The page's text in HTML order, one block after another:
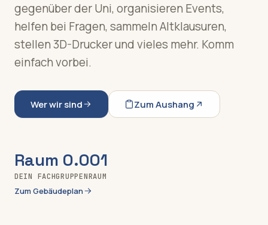
gegenüber der Uni, organisieren Events,
helfen bei Fragen, sammeln Altklausuren,
stellen 3D-Drucker und vieles mehr. Komm
einfach vorbei.
Wer wir sind Zum Aushang
Raum 0.001
DEIN FACHGRUPPENRAUM
Zum Gebäudeplan